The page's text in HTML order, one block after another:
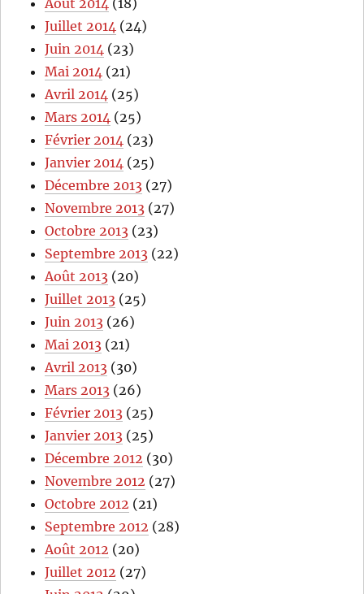
Juillet 2014 (24)
Juin 2014 (23)
Mai 2014 (21)
Avril 2014 (25)
Mars 2014 (25)
Février 2014 (23)
Janvier 2014 (25)
Décembre 2013 (27)
Novembre 2013 (27)
Octobre 2013 (23)
Septembre 2013 (22)
Août 2013 (20)
Juillet 2013 (25)
Juin 2013 (26)
Mai 2013 (21)
Avril 2013 (30)
Mars 2013 (26)
Février 2013 (25)
Janvier 2013 (25)
Décembre 2012 (30)
Novembre 2012 (27)
Octobre 2012 (21)
Septembre 2012 (28)
Août 2012 (20)
Juillet 2012 (27)